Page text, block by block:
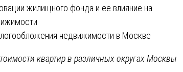
жилищного фонда и ее влияние на
недвижимости в Москве
квартир в различных округах Москвы